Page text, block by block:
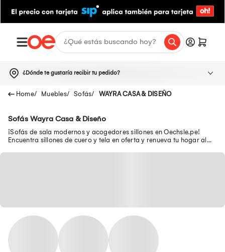
¿Dónde te gustaría recibir tu pedido?
Muebles Sofás WAYRA CASA & DISEÑO
Sofás Wayra Casa & Diseño
¡Sofás de sala modernos y acogedores sillones en Oechsle.pe!
Encuentra sillones de cuero y tela en oferta y renueva tu hogar al